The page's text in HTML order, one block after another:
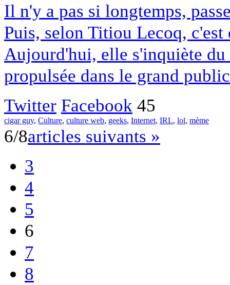
Il n'y a pas si longtemps,
Puis, selon Titiou Lecoq,
Aujourd'hui, elle s'inquiète
propulsée dans le grand
Twitter Facebook 45
cigar guy, Culture, culture web, geeks, Internet, IRL, lol, mème
6/8articles suivants »
3
4
5
6
7
8